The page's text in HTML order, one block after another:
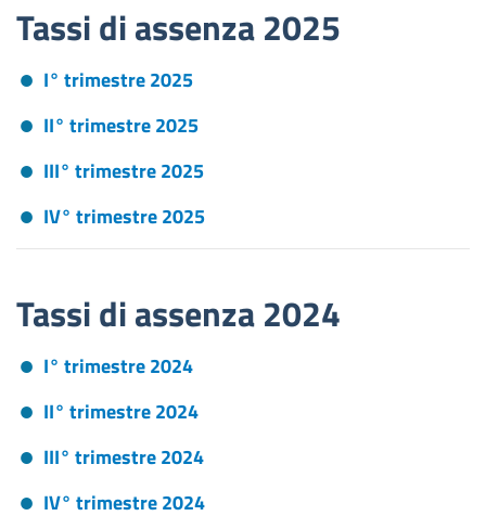
Tassi di assenza 2025
I° trimestre 2025
II° trimestre 2025
III° trimestre 2025
IV° trimestre 2025
Tassi di assenza 2024
I° trimestre 2024
II° trimestre 2024
III° trimestre 2024
IV° trimestre 2024